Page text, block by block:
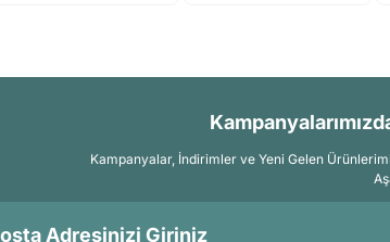
Kampanyalar, İndirimler ve Yeni Gelen